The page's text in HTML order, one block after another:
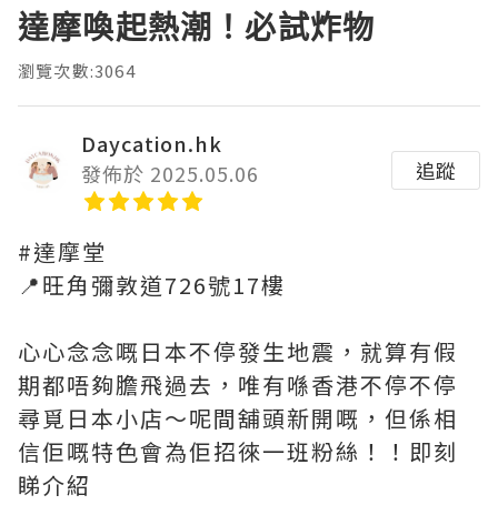
達摩喚起熱潮！必試炸物
瀏覽次數:3064
Daycation.hk
發佈於 2025.05.06
追蹤
#達摩堂
📍旺角彌敦道726號17樓
心心念念嘅日本不停發生地震，就算有假
期都唔夠膽飛過去，唯有喺香港不停不停
尋覓日本小店～呢間舖頭新開嘅，但係相
信佢嘅特色會為佢招徠一班粉絲！！即刻
睇介紹